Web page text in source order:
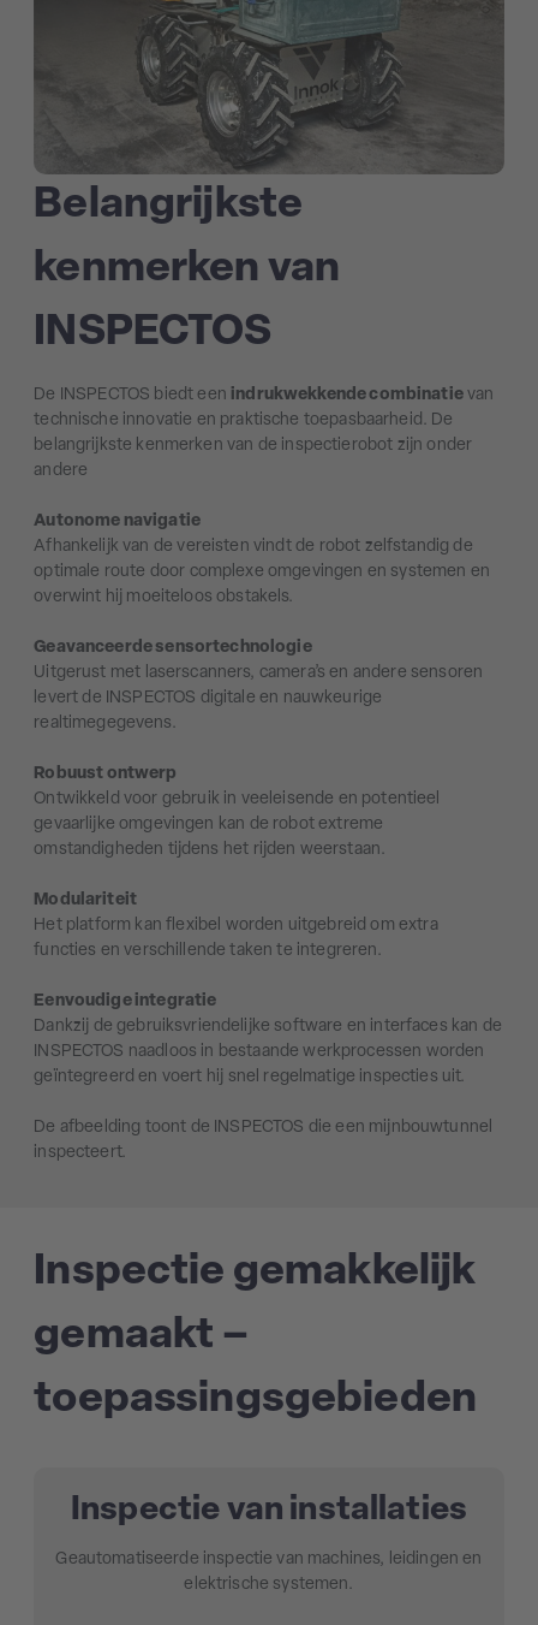
Belangrijkste
kenmerken van
INSPECTOS
De INSPECTOS biedt een indrukwekkende combinatievan
technische innovatie en praktische toepasbaarheid. De
belangrijkste kenmerken van de inspectierobot zijn onder
andere
Autonome navigatie
Afhankelijk van de vereisten vindt de robot zelfstandig de
optimale route door complexe omgevingen en systemen en
overwint hij moeiteloos obstakels.
Geavanceerde sensortechnologie
Uitgerust met laserscanners, camera’s en andere sensoren
levert de INSPECTOS digitale en nauwkeurige
realtimegegevens.
Robuust ontwerp
Ontwikkeld voor gebruik in veeleisende en potentieel
gevaarlijke omgevingen kan de robot extreme
omstandigheden tijdens het rijden weerstaan.
Modulariteit
Het platform kan flexibel worden uitgebreid om extra
functies en verschillende taken te integreren.
Eenvoudige integratie
Dankzij de gebruiksvriendelijke software en interfaces kan de
INSPECTOS naadloos in bestaande werkprocessen worden
geïntegreerd en voert hij snel regelmatige inspecties uit.
De afbeelding toont de INSPECTOS die een mijnbouwtunnel
inspecteert.
Inspectie gemakkelijk
gemaakt –
toepassingsgebieden
Inspectie van installaties
Geautomatiseerde inspectie van machines, leidingen en
elektrische systemen.